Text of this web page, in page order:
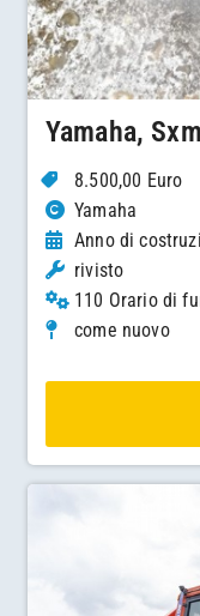
Yamaha,
8.500,00 Euro
Yamaha
Anno di
rivisto
110 Orario di
come nuovo